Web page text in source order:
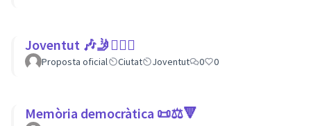
Joventut 🎶🤳🙇🏽‍♀
Proposta oficial Ciutat Joventut 0 0
Memòria democràtica 📜⚖️🔻